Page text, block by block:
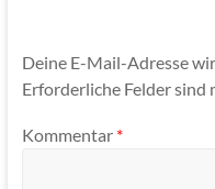
Deine E-Mail-Adresse
Erforderliche Felder sind
Kommentar *